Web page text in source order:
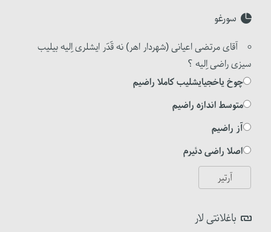
سورغو
آقای مرتضی اعیانی (شهردار اهر) نه قَدَر ایشلری اِلیه بیلیب
سیزی راضی اِلیه ؟
چوخ یاخجیایشلیب کاملا راضیم
متوسط اندازه راضیم
آز راضیم
اصلا راضی دئیرم
باغلانتی لار